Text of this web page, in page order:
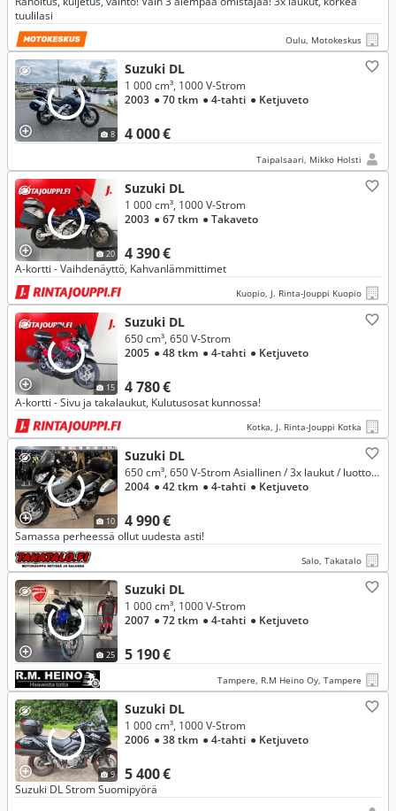
tuulilasi
Oulu, Motokeskus
8
Suzuki DL
4 000 €
1 000 cm³, 1000 V-Strom
2003 ● 70 tkm ● 4-tahti ● Ketjuveto
Taipalsaari, Mikko Holsti
20
Suzuki DL
4 390 €
1 000 cm³, 1000 V-Strom
2003 ● 67 tkm ● Takaveto
A-kortti - Vaihdenäyttö, Kahvanlämmittimet
Kuopio, J. Rinta-Jouppi Kuopio
15
Suzuki DL
4 780 €
650 cm³, 650 V-Strom
2005 ● 48 tkm ● 4-tahti ● Ketjuveto
A-kortti - Sivu ja takalaukut, Kulutusosat kunnossa!
Kotka, J. Rinta-Jouppi Kotka
10
Suzuki DL
4 990 €
650 cm³, 650 V-Strom Asiallinen / 3x laukut / luottokampe
2004 ● 42 tkm ● 4-tahti ● Ketjuveto
Samassa perheessä ollut uudesta asti!
Salo, Takatalo
25
Suzuki DL
5 190 €
1 000 cm³, 1000 V-Strom
2007 ● 72 tkm ● 4-tahti ● Ketjuveto
Tampere, R.M Heino Oy, Tampere
9
Suzuki DL
5 400 €
1 000 cm³, 1000 V-Strom
2006 ● 38 tkm ● 4-tahti ● Ketjuveto
Suzuki DL Strom Suomipyörä